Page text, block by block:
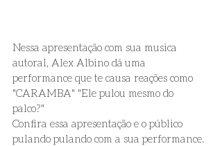
Nessa apresentação com sua musica
autoral, Alex Albino dá uma
performance que te causa reações como
"CARAMBA" "Ele pulou mesmo do
palco?"
Confira essa apresentação e o público
pulando pulando com a sua performance.